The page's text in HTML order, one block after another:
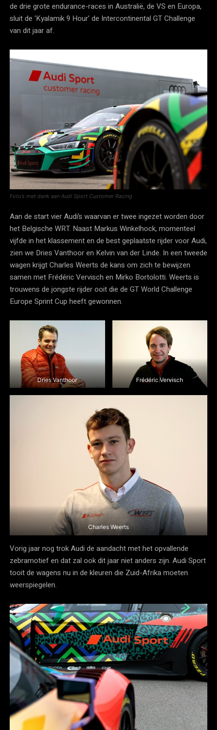
de drie grote endurance-races in Australië, de VS en Europa,
sluit de ‘Kyalamik 9 Hour’ de Intercontinental GT Challenge
van dit jaar af.
Foto’s met dank aan Audi Sport Customer Racing
Aan de start vier Audi’s waarvan er twee ingezet worden door
het Belgische WRT. Naast Markus Winkelhock, momenteel
vijfde in het klassement en de best geplaatste rijder voor Audi,
zien we Dries Vanthoor en Kelvin van der Linde. In een tweede
wagen krijgt Charles Weerts de kans om zich te bewijzen
samen met Frédéric Vervisch en Mirko Bortolotti. Weerts is
trouwens de jongste rijder ooit die de GT World Challenge
Europe Sprint Cup heeft gewonnen.
Dries Vanthoor Frédéric Vervisch
Charles Weerts
Vorig jaar nog trok Audi de aandacht met het opvallende
zebramotief en dat zal ook dit jaar niet anders zijn. Audi Sport
tooit de wagens nu in de kleuren die Zuid-Afrika moeten
weerspiegelen.